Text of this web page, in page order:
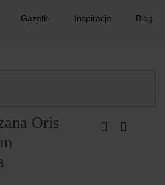
Gazetki Inspiracje Blog
Oris